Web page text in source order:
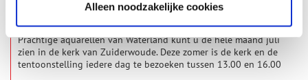
Alleen noodzakelijke cookies
Zomertentoonstelling: aquarellen van Waterland
Prachtige aquarellen van Waterland kunt u de hele maand juli
zien in de kerk van Zuiderwoude. Deze zomer is de kerk en de
tentoonstelling iedere dag te bezoeken tussen 13.00 en 16.00